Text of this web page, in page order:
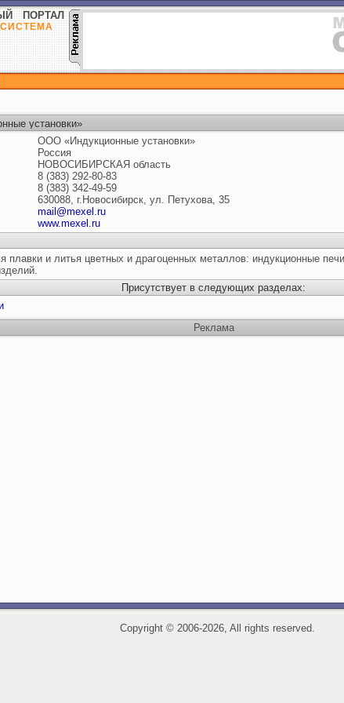
ПОРТАЛ
установки»
ООО «Индукционные установки»
Россия
НОВОСИБИРСКАЯ область
8 (383) 292-80-83
8 (383) 342-49-59
630088, г.Новосибирск, ул. Петухова, 35
mail@mexel.ru
www.mexel.ru
плавки и литья цветных и драгоценных металлов: индукционные
Присутствует в следующих разделах:
Реклама
Copyright ©2006-2026, All rights reserved.